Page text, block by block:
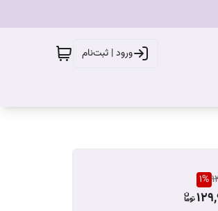
ورود | ثبت‌نام
1%